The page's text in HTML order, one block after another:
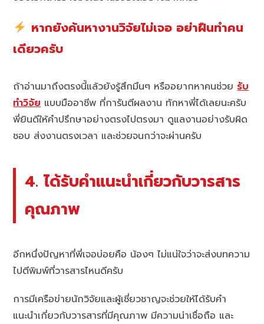
หากยังค้นหางานวิจัยไม่เจอ อย่าฝืนทำคน
เดียวครับ
ถ้าอ่านมาถึงตรงนี้แล้วยังรู้สึกมึนๆ หรืออยากหาคนช่วยรับ
ทำวิจัยแบบมืออาชีพ ที่การันตีผลงาน ทักหาพี่ได้เลยนะครับ
พี่ยินดีให้คำปรึกษาอย่างตรงไปตรงมา ดูแลงานอย่างรับผิด
ชอบ ส่งงานตรงเวลา และช่วยจนกว่าจะผ่านครับ
4. ได้รับคำแนะนำเกี่ยวกับวารสาร
คุณภาพ
อีกหนึ่งปัญหาที่พี่เจอบ่อยคือ น้องๆ ไม่แน่ใจว่าจะส่งบทความ
ไปตีพิมพ์ที่วารสารไหนดีครับ
การมีเครือข่ายนักวิจัยและผู้เชี่ยวชาญจะช่วยให้ได้รับคำ
แนะนำเกี่ยวกับวารสารที่มีคุณภาพ มีความน่าเชื่อถือ และ